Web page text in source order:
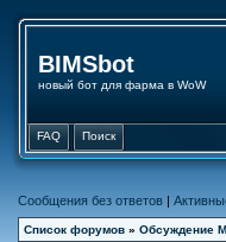
BIMSbot
новый бот для фарма в WoW
FAQ Поиск
Сообщения без ответов |
Список форумов » Обсуждение